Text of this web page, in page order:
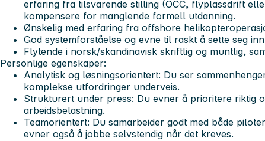
erfaring fra tilsvarende stilling (OCC, flyplassdrift
kompensere for manglende formell utdanning.
Ønskelig med erfaring fra offshore
God systemforståelse og evne til raskt å sette seg
Flytende i norsk/skandinavisk skriftlig og muntlig,
Personlige egenskaper:
Analytisk og løsningsorientert: Du ser
komplekse utfordringer underveis.
Strukturert under press: Du evner å prioritere riktig
arbeidsbelastning.
Teamorientert: Du samarbeider godt med både
evner også å jobbe selvstendig når det kreves.